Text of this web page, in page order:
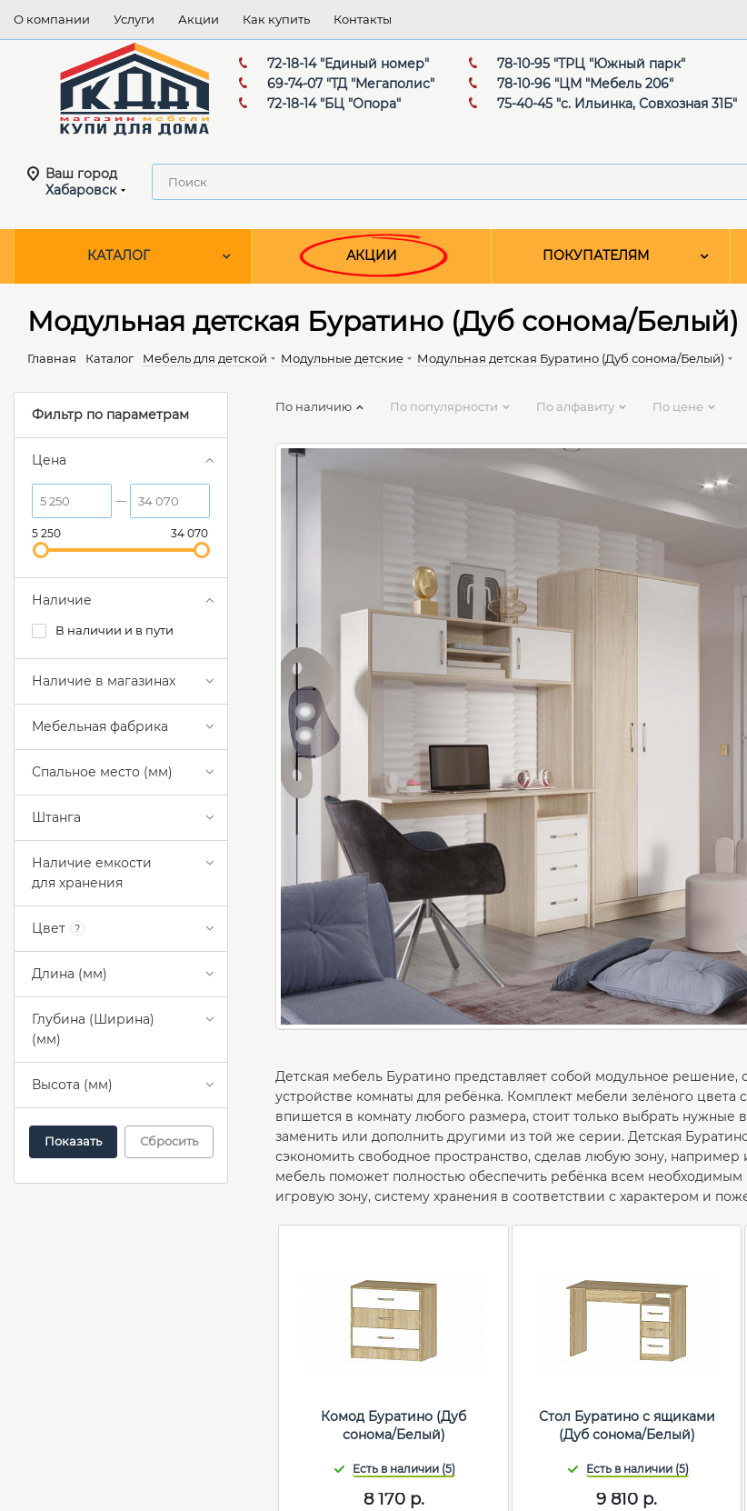
О компании Услуги Акции Как купить Контакты
72-18-14 "Единый номер"
69-74-07 "ТД "Мегаполис"
72-18-14 "БЦ "Опора"
78-10-95 "ТРЦ "Южный парк"
78-10-96 "ЦМ "Мебель 206"
75-40-45 "с. Ильинка, Совхозная 31Б"
Ваш город
Хабаровск
КАТАЛОГ АКЦИИ ПОКУПАТЕЛЯМ
Модульная детская Буратино (Дуб сонома/Белый)
Главная Каталог Мебель для детской Модульные детские Модульная детская Буратино (Дуб сонома/Белый)
По наличию По популярности По алфавиту По цене
Детская мебель Буратино представляет собой модульное
устройстве комнаты для ребёнка. Комплект мебели зелёного цвета
впишется в комнату любого размера, стоит только выбрать
заменить или дополнить другими из той же серии. Детская
сэкономить свободное пространство, сделав любую зону,
мебель поможет полностью обеспечить ребёнка всем
игровую зону, систему хранения в соответствии с характером и
Комод Буратино (Дуб
сонома/Белый)
8 170р.
Стол Буратино с ящиками
(Дуб сонома/Белый)
9 810 р.
Фильтр по параметрам
Цена
5 250 34 070
Наличие
В наличии и в пути
Наличие в магазинах
Мебельная фабрика
Спальное место (мм)
Штанга
Наличие емкости
для хранения
Цвет ?
Длина (мм)
Глубина (Ширина)
(мм)
Высота (мм)
Сбросить